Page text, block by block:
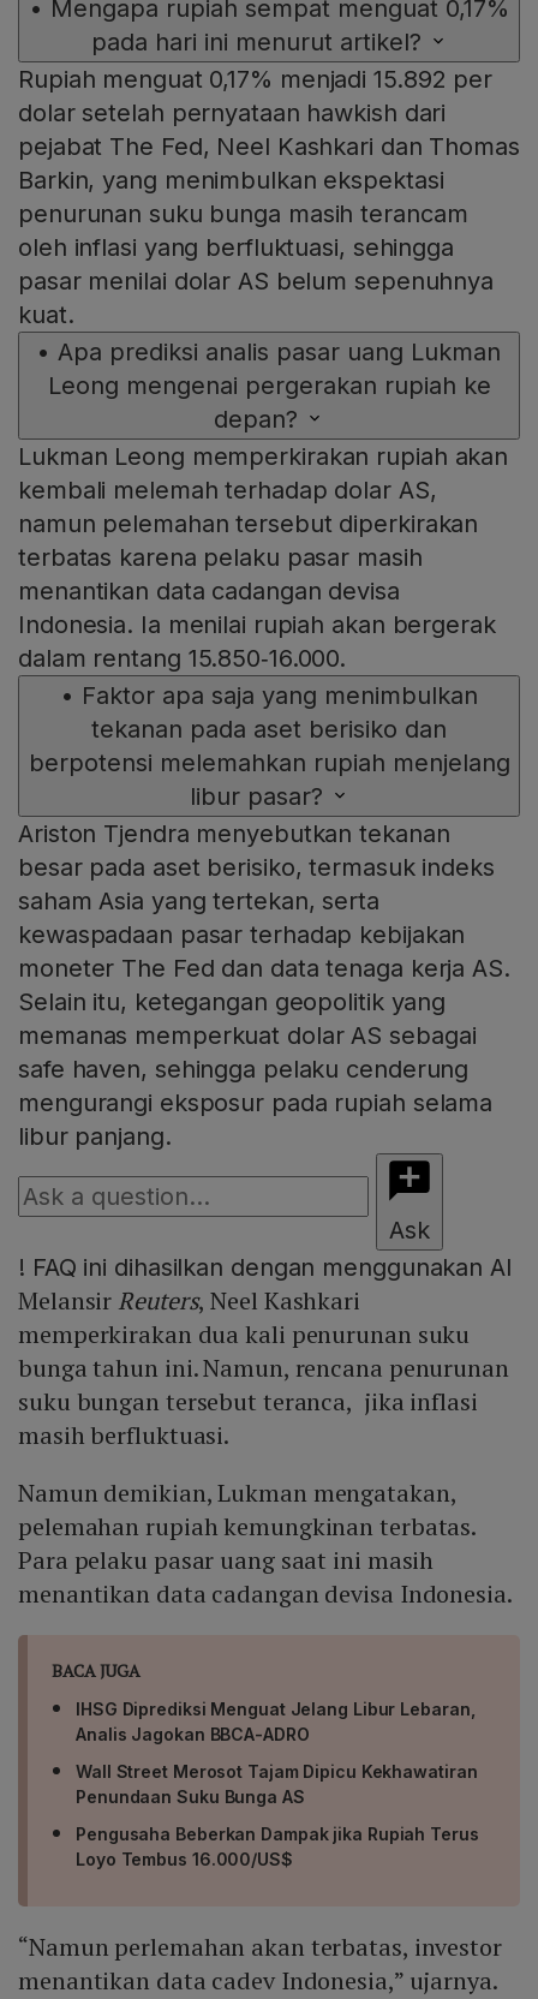
• Mengapa rupiah sempat menguat 0,17%
pada hari ini menurut artikel?
Rupiah menguat 0,17% menjadi 15.892 per
dolar setelah pernyataan hawkish dari
pejabat The Fed, Neel Kashkari dan Thomas
Barkin, yang menimbulkan ekspektasi
penurunan suku bunga masih terancam
oleh inflasi yang berfluktuasi, sehingga
pasar menilai dolar AS belum sepenuhnya
kuat.
• Apa prediksi analis pasar uang Lukman
Leong mengenai pergerakan rupiah ke
depan?
Lukman Leong memperkirakan rupiah akan
kembali melemah terhadap dolar AS,
namun pelemahan tersebut diperkirakan
terbatas karena pelaku pasar masih
menantikan data cadangan devisa
Indonesia. Ia menilai rupiah akan bergerak
dalam rentang 15.850‑16.000.
• Faktor apa saja yang menimbulkan
tekanan pada aset berisiko dan
berpotensi melemahkan rupiah menjelang
libur pasar?
Ariston Tjendra menyebutkan tekanan
besar pada aset berisiko, termasuk indeks
saham Asia yang tertekan, serta
kewaspadaan pasar terhadap kebijakan
moneter The Fed dan data tenaga kerja AS.
Selain itu, ketegangan geopolitik yang
memanas memperkuat dolar AS sebagai
safe haven, sehingga pelaku cenderung
mengurangi eksposur pada rupiah selama
libur panjang.
Ask
! FAQ ini dihasilkan dengan menggunakan AI
Melansir Reuters, Neel Kashkari
memperkirakan dua kali penurunan suku
bunga tahun ini. Namun, rencana penurunan
suku bungan tersebut teranca, jika inflasi
masih berfluktuasi.
Namun demikian, Lukman mengatakan,
pelemahan rupiah kemungkinan terbatas.
Para pelaku pasar uang saat ini masih
menantikan data cadangan devisa Indonesia.
BACA JUGA
IHSG Diprediksi Menguat Jelang Libur Lebaran,
Analis Jagokan BBCA-ADRO
Wall Street Merosot Tajam Dipicu Kekhawatiran
Penundaan Suku Bunga AS
Pengusaha Beberkan Dampak jika Rupiah Terus
Loyo Tembus 16.000/US$
“Namun perlemahan akan terbatas, investor
menantikan data cadev Indonesia,” ujarnya.